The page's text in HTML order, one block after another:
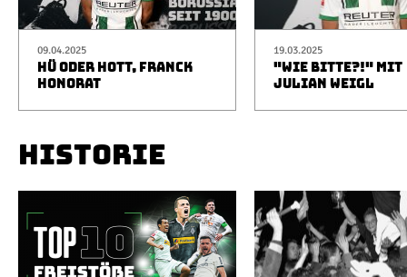
09.04.2025
HÜ ODER HOTT, FRANCK
HONORAT
19.03.2025
"WIE BITTE?!" MIT
JULIAN WEIGL
HISTORIE